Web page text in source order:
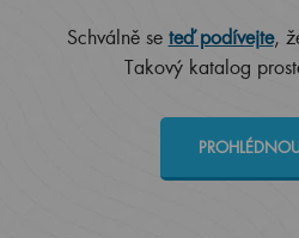
Schválně se teď podívejte,
Takový katalog